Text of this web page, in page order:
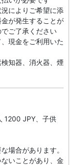
によりご希望に添
が発生することが
ご了承ください
現金をご利用いた
知器、消火器、煙
1200 JPY、子供
場合があります。
いことがあり、金